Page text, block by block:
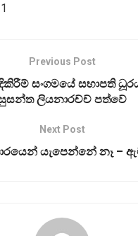
Previous Post
සංගමයේ සභාපති
ලියනාරච්ච් පත්වේ
Next Post
යැපෙන්නේ නෑ –